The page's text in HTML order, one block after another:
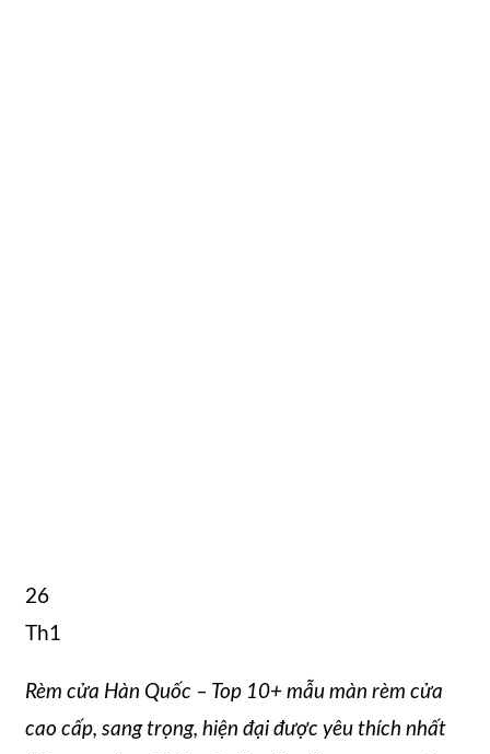
26
Th1
Rèm cửa Hàn Quốc – Top 10+ mẫu màn rèm cửa
cao cấp, sang trọng, hiện đại được yêu thích nhất